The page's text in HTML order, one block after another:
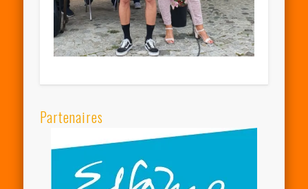
Partenaires